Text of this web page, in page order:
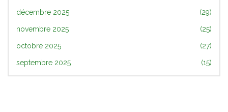
décembre 2025 (29)
novembre 2025 (25)
octobre 2025 (27)
septembre 2025 (15)